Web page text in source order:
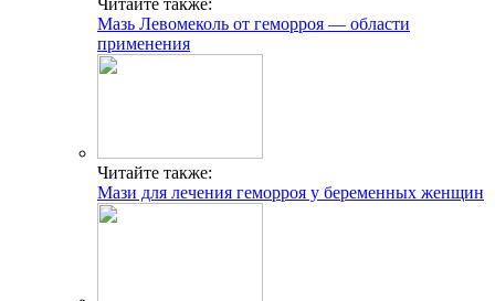
Читайте также:
Мазь Левомеколь от геморроя — области
применения
Читайте также:
Мази для лечения геморроя у беременных женщин